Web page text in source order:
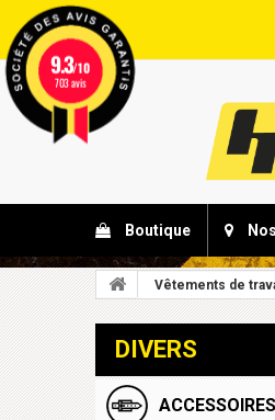
Boutique
Vêtements de
DIVERS
ACCESSOIRES
9.3/10
703 avis